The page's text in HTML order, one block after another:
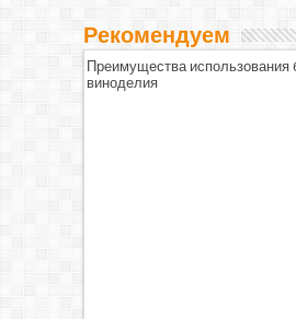
Рекомендуем
Преимущества использования
виноделия